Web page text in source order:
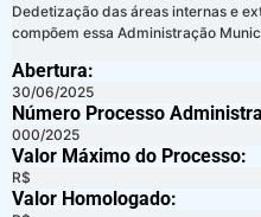
Dedetização das áreas internas e
compõem essa Administração
Abertura:
30/06/2025
Número Processo
000/2025
Valor Máximo do Processo: ​
R$
Valor Homologado: ​